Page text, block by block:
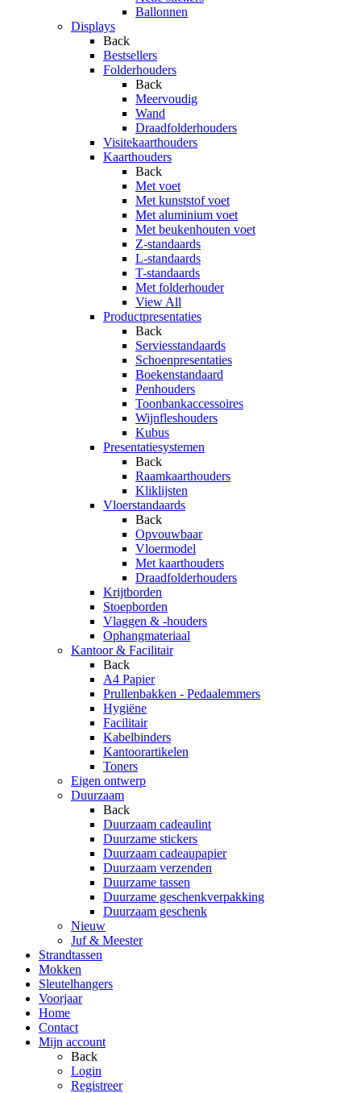
Ballonnen
Displays
Back
Bestsellers
Folderhouders
Back
Meervoudig
Wand
Draadfolderhouders
Visitekaarthouders
Kaarthouders
Back
Met voet
Met kunststof voet
Met aluminium voet
Met beukenhouten voet
Z-standaards
L-standaards
T-standaards
Met folderhouder
View All
Productpresentaties
Back
Serviesstandaards
Schoenpresentaties
Boekenstandaard
Penhouders
Toonbankaccessoires
Wijnfleshouders
Kubus
Presentatiesystemen
Back
Raamkaarthouders
Kliklijsten
Vloerstandaards
Back
Opvouwbaar
Vloermodel
Met kaarthouders
Draadfolderhouders
Krijtborden
Stoepborden
Vlaggen & -houders
Ophangmateriaal
Kantoor & Facilitair
Back
A4 Papier
Prullenbakken - Pedaalemmers
Hygiëne
Facilitair
Kabelbinders
Kantoorartikelen
Toners
Eigen ontwerp
Duurzaam
Back
Duurzaam cadeaulint
Duurzame stickers
Duurzaam cadeaupapier
Duurzaam verzenden
Duurzame tassen
Duurzame geschenkverpakking
Duurzaam geschenk
Nieuw
Juf & Meester
Strandtassen
Mokken
Sleutelhangers
Voorjaar
Home
Contact
Mijn account
Back
Login
Registreer